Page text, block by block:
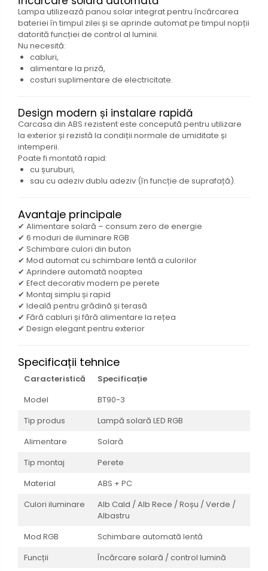
Lampa utilizează panou solar integrat pentru încărcarea
bateriei în timpul zilei și se aprinde automat pe timpul nopții
datorită funcției de control al luminii.
Nu necesită:
cabluri,
alimentare la priză,
costuri suplimentare de electricitate.
Design modern și instalare rapidă
Carcasa din ABS rezistent este concepută pentru utilizare
la exterior și rezistă la condiții normale de umiditate și
intemperii.
Poate fi montată rapid:
cu șuruburi,
sau cu adeziv dublu adeziv (în funcție de suprafață).
Avantaje principale
✔ Alimentare solară – consum zero de energie
✔ 6 moduri de iluminare RGB
✔ Schimbare culori din buton
✔ Mod automat cu schimbare lentă a culorilor
✔ Aprindere automată noaptea
✔ Efect decorativ modern pe perete
✔ Montaj simplu și rapid
✔ Ideală pentru grădină și terasă
✔ Fără cabluri și fără alimentare la rețea
✔ Design elegant pentru exterior
Specificații tehnice
Caracteristică
Specificație
Model
BT90-3
Tip produs
Lampă solară LED RGB
Alimentare
Solară
Tip montaj
Perete
Material
ABS + PC
Culori iluminare
Alb Cald / Alb Rece / Roșu / Verde /
Albastru
Mod RGB
Schimbare automată lentă
Funcții
Încărcare solară / control lumină